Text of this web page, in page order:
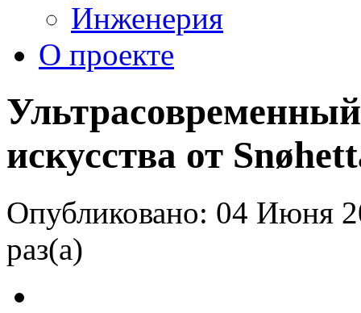
Инженерия
О проекте
искусства от
Опубликовано: 04 Июня
раз(а)